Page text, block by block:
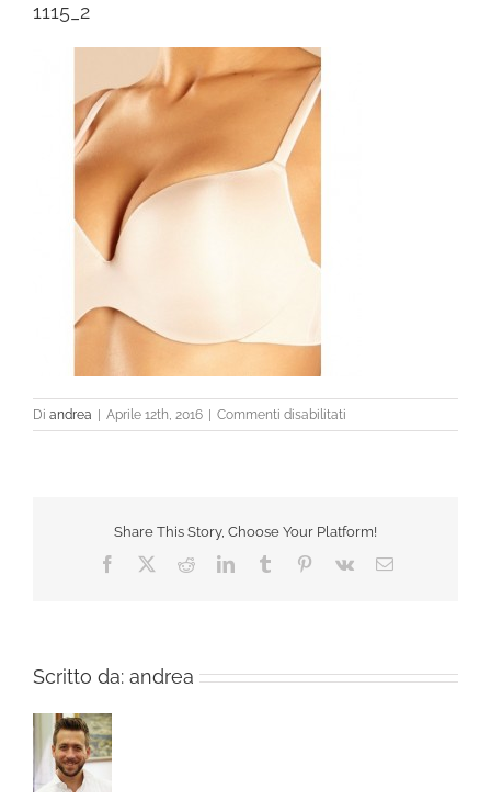
1115_2
Di andrea Aprile 12th, 2016 Commenti disabilitati
1115_2
Share This Story, Choose Your Platform!
Facebook RedditLinkedInTumblr Pinterest
Vk Email
Scritto da: andrea